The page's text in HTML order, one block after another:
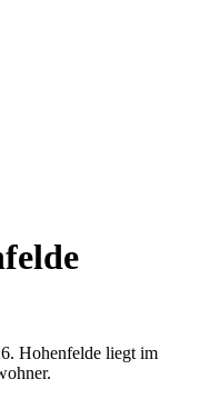
Hohenfelde liegt im